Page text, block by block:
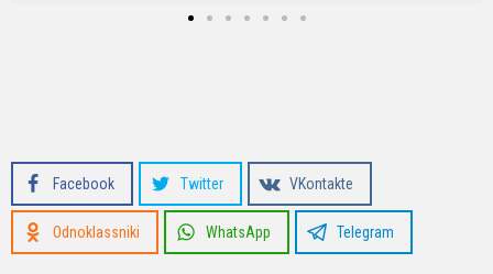
Facebook Twitter VKontakte
Odnoklassniki WhatsApp Telegram